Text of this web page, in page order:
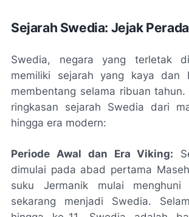
Sejarah Swedia: Jejak
Swedia, negara yang terletak
memiliki sejarah yang kaya dan
membentang selama ribuan
ringkasan sejarah Swedia dari
hingga era modern:
Periode Awal dan Era Viking:
dimulai pada abad pertama
suku Jermanik mulai menghuni
sekarang menjadi Swedia.